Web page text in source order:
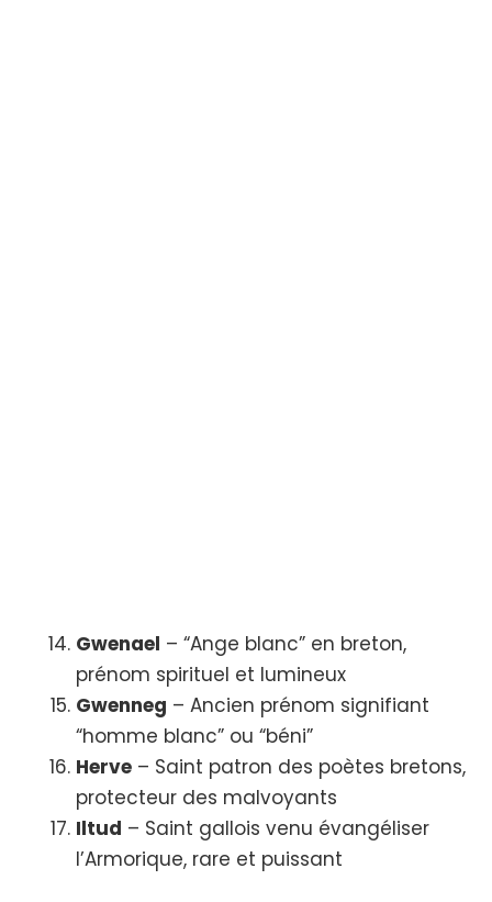
Gwenael – “Ange blanc” en breton,
prénom spirituel et lumineux
Gwenneg – Ancien prénom signifiant
“homme blanc” ou “béni”
Herve – Saint patron des poètes bretons,
protecteur des malvoyants
Iltud – Saint gallois venu évangéliser
l’Armorique, rare et puissant